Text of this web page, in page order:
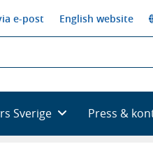
e-post English website
Sverige Press &